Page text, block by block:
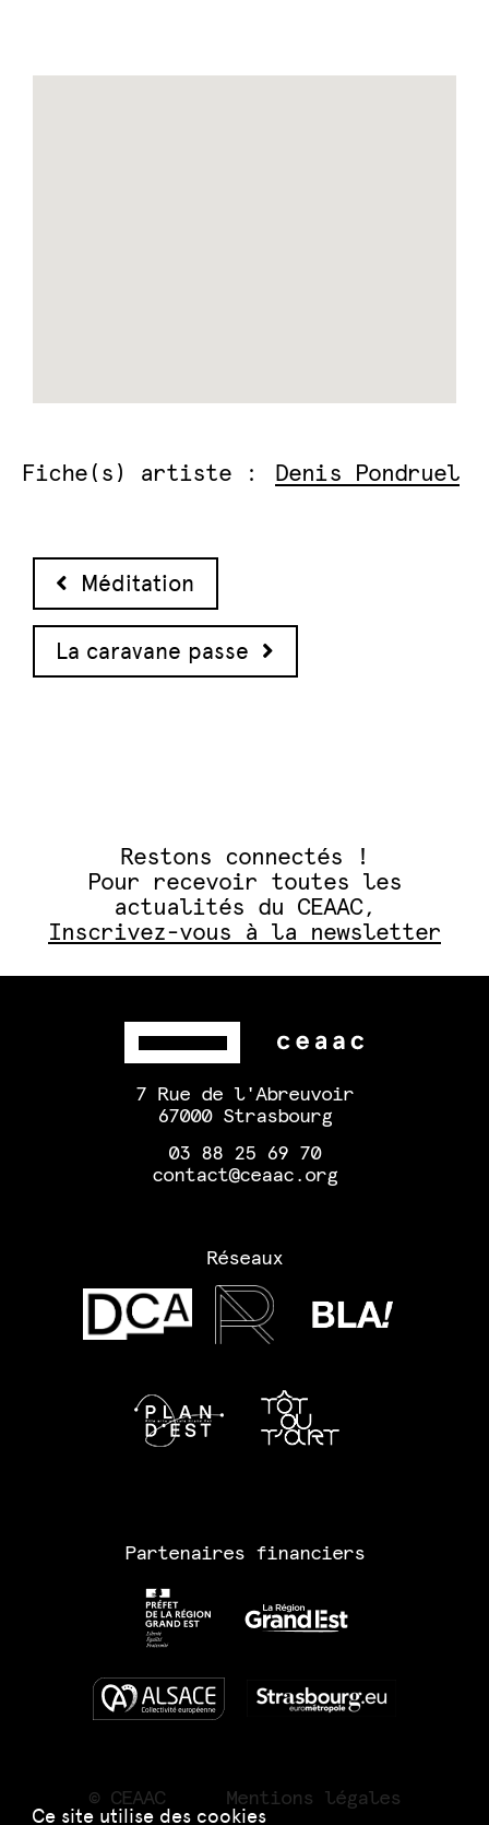
Ce site utilise des cookies
Fiche(s) artiste : Denis Pondruel
Navigation des articles
Méditation
La caravane passe
Restons connectés !
Pour recevoir toutes les
actualités du CEAAC,
Inscrivez-vous à la newsletter
7 Rue de l'Abreuvoir
67000 Strasbourg
03 88 25 69 70
contact@ceaac.org
Réseaux
Partenaires financiers
© CEAAC Mentions légales